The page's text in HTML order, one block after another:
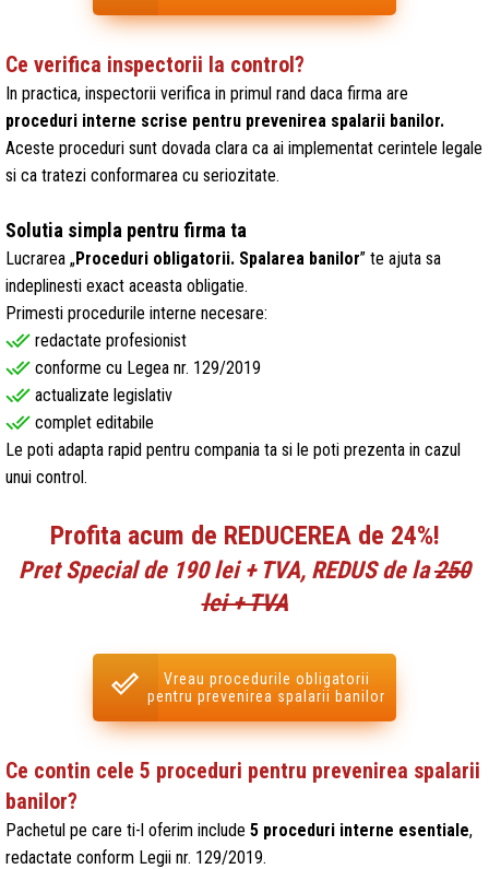
Ce verifica inspectorii la control?
In practica, inspectorii verifica in primul rand daca firma are
proceduri interne scrise pentru prevenirea spalarii banilor.
Aceste proceduri sunt dovada clara ca ai implementat cerintele legale
si ca tratezi conformarea cu seriozitate.
Solutia simpla pentru firma ta
Lucrarea „Proceduri obligatorii. Spalarea banilor” te ajuta sa
indeplinesti exact aceasta obligatie.
Primesti procedurile interne necesare:
done_all redactate profesionist
done_all conforme cu Legea nr. 129/2019
done_all actualizate legislativ
done_all complet editabile
Le poti adapta rapid pentru compania ta si le poti prezenta in cazul
unui control.
Profita acum de REDUCEREA de 24%!
Pret Special de 190 lei + TVA, REDUS de la250
lei + TVA
Vreau procedurile obligatorii
pentru prevenirea spalarii banilor
Ce contin cele 5 proceduri pentru prevenirea spalarii
banilor?
Pachetul pe care ti-l oferim include 5 proceduri interne esentiale,
redactate conform Legii nr. 129/2019.